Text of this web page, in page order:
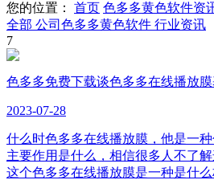
您的位置： 首页 色多多黄色软件资
全部 公司色多多黄色软件 行业资讯
7
色多多免费下载谈色多多在线播放
2023-07-28
什么时色多多在线播放膜，他是一种什
主要作用是什么，相信很多人不了解
这个色多多在线播放膜是一种是什么